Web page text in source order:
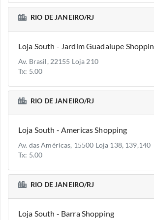
RIO DE JANEIRO/RJ
Loja South - Jardim Guadalupe
Av. Brasil, 22155 Loja 210
Tx: 5.00
RIO DE JANEIRO/RJ
Loja South - Americas Shopping
Av. das Américas, 15500 Loja 138, 139,140
Tx: 5.00
RIO DE JANEIRO/RJ
Loja South - Barra Shopping